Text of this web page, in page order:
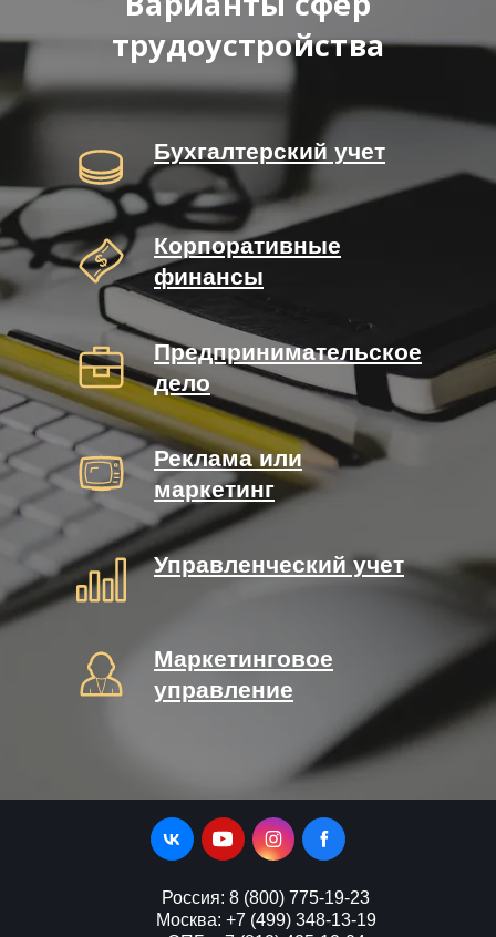
трудоустройства
Бухгалтерский учет
Корпоративные
финансы
Предпринимательское
дело
Реклама или
маркетинг
Управленческий учет
Маркетинговое
управление
Россия: 8 (800) 775-19-23
Москва: +7 (499) 348-13-19